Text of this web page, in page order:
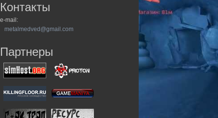
Контакты
e-mail:
metalmedved@gmail.com
Партнеры